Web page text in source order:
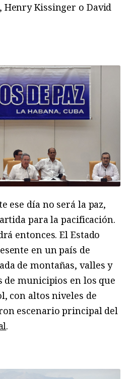
Henry Kissinger o David
ese día no será la paz,
para la pacificación.
entonces. El Estado
en un país de
de montañas, valles y
de municipios en los que
con altos niveles de
escenario principal del
.